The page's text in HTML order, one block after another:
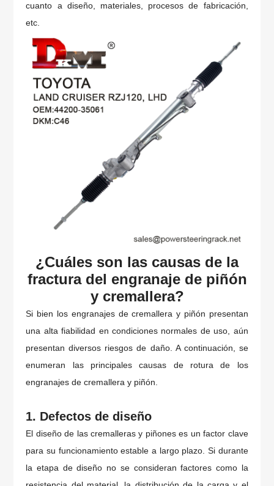
cuanto a diseño, materiales, procesos de fabricación,
etc.
¿Cuáles son las causas de la
fractura del engranaje de piñón
y cremallera?
Si bien los engranajes de cremallera y piñón presentan
una alta fiabilidad en condiciones normales de uso, aún
presentan diversos riesgos de daño. A continuación, se
enumeran las principales causas de rotura de los
engranajes de cremallera y piñón.
1. Defectos de diseño
El diseño de las cremalleras y piñones es un factor clave
para su funcionamiento estable a largo plazo. Si durante
la etapa de diseño no se consideran factores como la